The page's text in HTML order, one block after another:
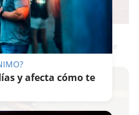
vieja escuela ¡Cómo los de
y afecta cómo te